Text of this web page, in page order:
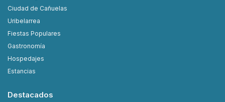
Ciudad de Cañuelas
Uribelarrea
Fiestas Populares
Gastronomía
Hospedajes
Estancias
Destacados